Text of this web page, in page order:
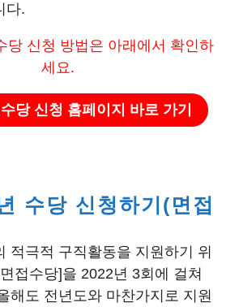
다.
당 신청 방법은 아래에서 확인하
세요.
당 신청 홈페이지 바로 가기
수당 신청하기(면접
적극적 구직활동을 지원하기 위
접수당]을 2022년 3회에 걸쳐
해도 전년도와 마찬가지로 지원